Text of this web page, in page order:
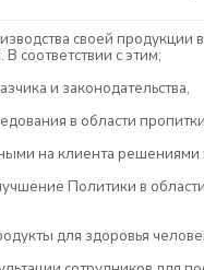
своей продукции
соответствии с этим;
и законодательства,
в области
на клиента решениями
Политики в
для здоровья